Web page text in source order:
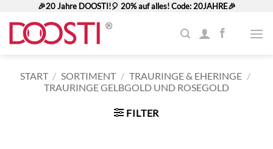
Inhalt
springen
🎉20 Jahre DOOSTI!🎈 20% auf alles! Code: 20JAHRE🎉
START / SORTIMENT / TRAURINGE & EHERINGE /
TRAURINGE GELBGOLD UND ROSEGOLD
FILTER